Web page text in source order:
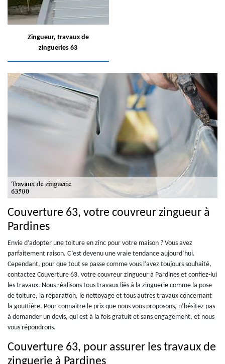
Zingueur, travaux de
zingueries 63
Couverture 63, votre couvreur zingueur à
Pardines
Envie d’adopter une toiture en zinc pour votre maison ? Vous avez
parfaitement raison. C’est devenu une vraie tendance aujourd’hui.
Cependant, pour que tout se passe comme vous l’avez toujours souhaité,
contactez Couverture 63, votre couvreur zingueur à Pardines et confiez-lui
les travaux. Nous réalisons tous travaux liés à la zinguerie comme la pose
de toiture, la réparation, le nettoyage et tous autres travaux concernant
la gouttière. Pour connaitre le prix que nous vous proposons, n’hésitez pas
à demander un devis, qui est à la fois gratuit et sans engagement, et nous
vous répondrons.
Couverture 63, pour assurer les travaux de
zinguerie à Pardines